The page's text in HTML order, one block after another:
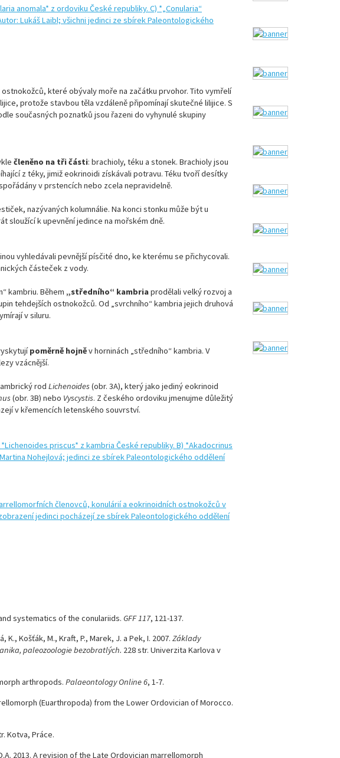
které obývaly moře na začátku prvohor. Tito vymřelí
protože stavbou těla vzdáleně připomínají skutečné lilijice. S
současných poznatků jsou řazeni do vyhynulé skupiny
členěno na tři části: brachioly, téku a stonek. Brachioly jsou
z téky, jimiž eokrinoidi získávali potravu. Téku tvoří desítky
v prstencích nebo zcela nepravidelně.
nazývaných kolumnálie. Na konci stonku může být u
sloužící k upevnění jedince na mořském dně.
vyhledávali pevnější písčité dno, ke kterému se přichycovali.
částeček z vody.
kambriu. Během „středního“ kambriaprodělali velký rozvoj a
tehdejších ostnokožců. Od „svrchního“ kambria jejich druhová
v siluru.
poměrně hojněv horninách „středního“ kambria. V
vzácnější.
rod Lichenoides (obr. 3A), který jako jediný eokrinoid
(obr. 3B) nebo Vyscystis. Z českého ordoviku jmenujme důležitý
v křemencích letenského souvrství.
systematics of the conulariids. GFF 117, 121-137.
K., Košťák, M., Kraft, P., Marek, J. a Pek, I. 2007. Základy
paleozoologie bezobratlých. 228 str. Univerzita Karlova v
arthropods. Palaeontology Online 6, 1-7.
(Euarthropoda) from the Lower Ordovician of Morocco.
Kotva, Práce.
2013. A revision of the Late Ordovician marrellomorph